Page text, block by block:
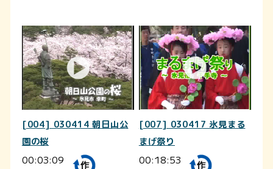
[004] 030414 朝日山公
園の桜
00:03:09
[007] 030417 氷見まる
まげ祭り
00:18:53